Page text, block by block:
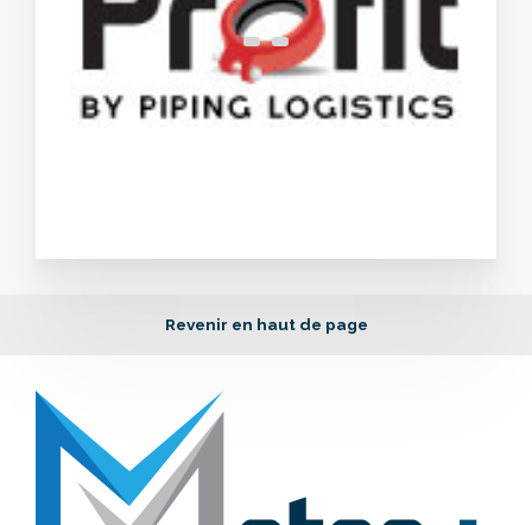
Revenir en haut de page